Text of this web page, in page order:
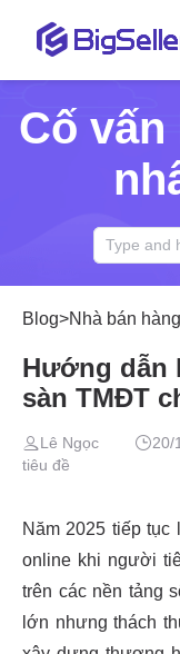
Cố
Blog>Nhà bán
Hướng dẫn
sàn TMĐT
Lê Ngọc 20/
tiêu đề